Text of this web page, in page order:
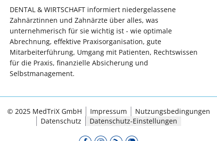
DENTAL & WIRTSCHAFT informiert niedergelassene
Zahnärztinnen und Zahnärzte über alles, was
unternehmerisch für sie wichtig ist - wie optimale
Abrechnung, effektive Praxisorganisation, gute
Mitarbeiterführung, Umgang mit Patienten, Rechtswissen
für die Praxis, finanzielle Absicherung und
Selbstmanagement.
© 2025 MedTriX GmbH Impressum
Nutzungsbedingungen
Datenschutz
Datenschutz-Einstellungen